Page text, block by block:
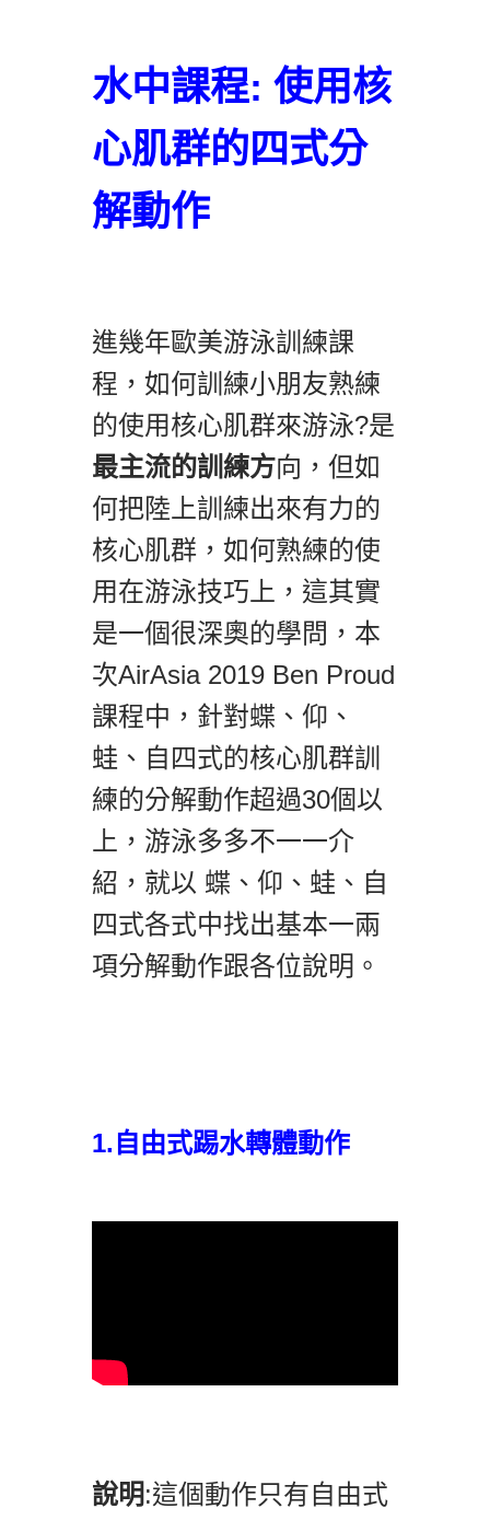
水中課程: 使用核
心肌群的四式分
解動作
進幾年歐美游泳訓練課
程，如何訓練小朋友熟練
的使用核心肌群來游泳?是
最主流的訓練方向，但如
何把陸上訓練出來有力的
核心肌群，如何熟練的使
用在游泳技巧上，這其實
是一個很深奧的學問，本
次AirAsia 2019 Ben Proud
課程中，針對蝶、仰、
蛙、自四式的核心肌群訓
練的分解動作超過30個以
上，游泳多多不一一介
紹，就以 蝶、仰、蛙、自
四式各式中找出基本一兩
項分解動作跟各位說明。
1.自由式踢水轉體動作
說明:這個動作只有自由式